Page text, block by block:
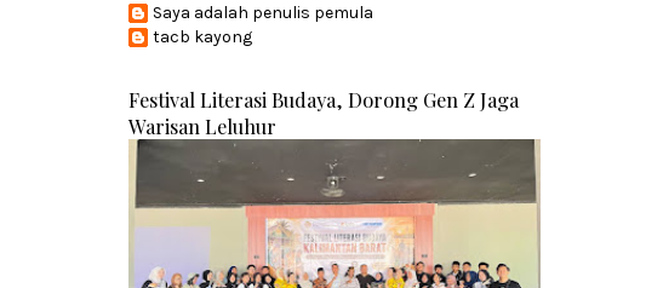
Saya adalah penulis pemula
tacb kayong
Festival Literasi Budaya, Dorong Gen Z Jaga
Warisan Leluhur